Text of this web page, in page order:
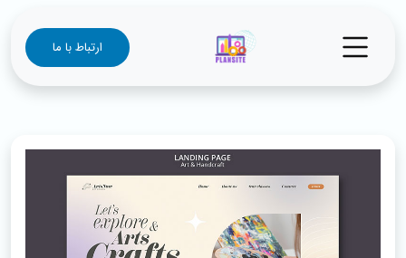
ارتباط با ما